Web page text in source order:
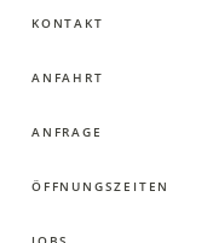
KONTAKT
ANFAHRT
ANFRAGE
ÖFFNUNGSZEITEN